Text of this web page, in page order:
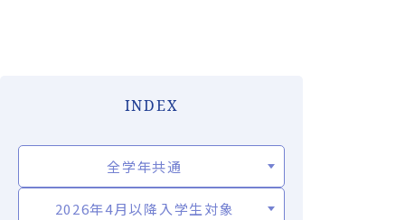
INDEX
全学年共通
2026年4月以降入学生対象